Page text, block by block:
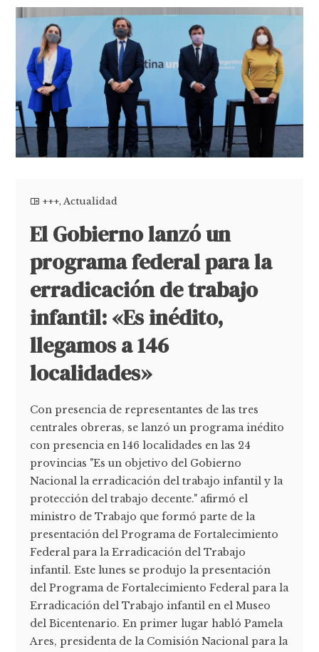
+++,Actualidad
El Gobierno lanzó un
programa federal para la
erradicación de trabajo
infantil: «Es inédito,
llegamos a 146
localidades»
Con presencia de representantes de las tres
centrales obreras, se lanzó un programa inédito
con presencia en 146 localidades en las 24
provincias "Es un objetivo del Gobierno
Nacional la erradicación del trabajo infantil y la
protección del trabajo decente." afirmó el
ministro de Trabajo que formó parte de la
presentación del Programa de Fortalecimiento
Federal para la Erradicación del Trabajo
infantil. Este lunes se produjo la presentación
del Programa de Fortalecimiento Federal para la
Erradicación del Trabajo infantil en el Museo
del Bicentenario. En primer lugar habló Pamela
Ares, presidenta de la Comisión Nacional para la